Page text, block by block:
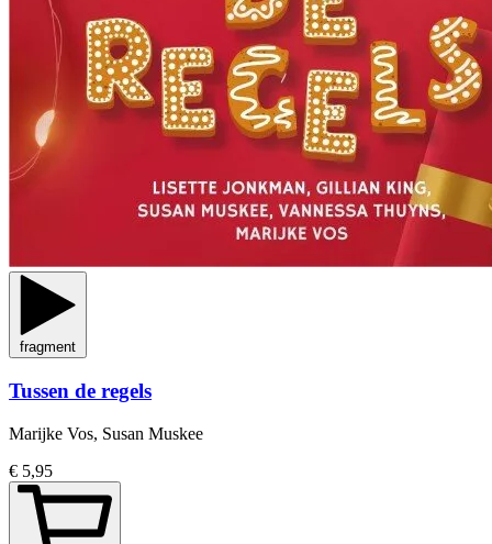
fragment
Tussen de regels
Marijke Vos, Susan Muskee
€ 5,95